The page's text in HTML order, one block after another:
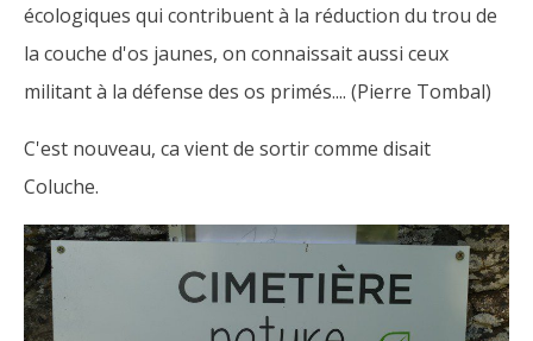
écologiques qui contribuent à la réduction du trou de
la couche d'os jaunes, on connaissait aussi ceux
militant à la défense des os primés.... (Pierre Tombal)
C'est nouveau, ca vient de sortir comme disait
Coluche.